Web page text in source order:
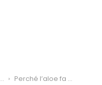
Perché l’aloe fa bene